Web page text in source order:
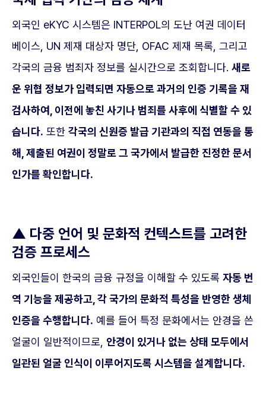
외국인 eKYC 시스템은 INTERPOL의 도난 여권 데이터
베이스, UN 제재 대상자 명단, OFAC 제재 목록, 그리고
각국의 금융 범죄자 정보를 실시간으로 조회합니다. 새로
운 위협 정보가 입력되면 자동으로 과거의 인증 기록을 재
검사하여, 이전에 놓친 사기나 범죄를 사후에 식별할 수 있
습니다. 또한 각국의 신원증 발급 기관과의 직접 연동을 통
해, 제출된 여권이 정말로 그 국가에서 발급한 진정한 문서
인가를 확인합니다.
▲ 다중 언어 및 문화적 컨텍스트를 고려한
검증 프로세스
외국인들이 한국의 금융 규정을 이해할 수 있도록 자동 번
역 기능을 제공하고, 각 국가의 문화적 특성을 반영한 생체
인증을 수행합니다. 예를 들어 특정 문화에서는 안경을 쓴
얼굴이 일반적이므로, 안경이 있거나 없는 상태 모두에서
일관된 얼굴 인식이 이루어지도록 시스템을 설계합니다.